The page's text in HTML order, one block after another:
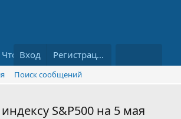
Что нового? Информация
Вход Регистрация
Поиск сообщений
S&P500 на 5 мая